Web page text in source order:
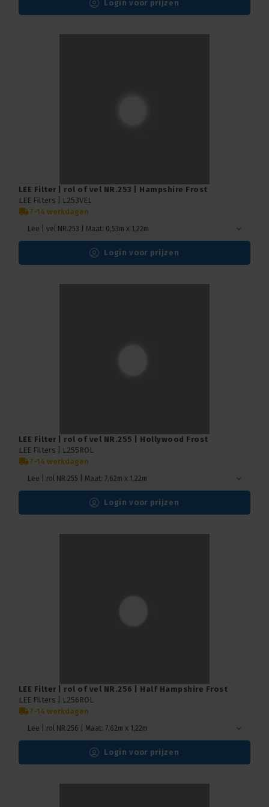
Login voor prijzen
LEE Filter | rol of vel NR.253 | Hampshire Frost
LEE Filters |
L253VEL
7-14 werkdagen
Lee | vel NR.253 | Maat: 0,53m x 1,22m
Login voor prijzen
LEE Filter | rol of vel NR.255 | Hollywood Frost
LEE Filters |
L255ROL
7-14 werkdagen
Lee | rol NR.255 | Maat: 7,62m x 1,22m
Login voor prijzen
LEE Filter | rol of vel NR.256 | Half Hampshire Frost
LEE Filters |
L256ROL
7-14 werkdagen
Lee | rol NR.256 | Maat: 7,62m x 1,22m
Login voor prijzen